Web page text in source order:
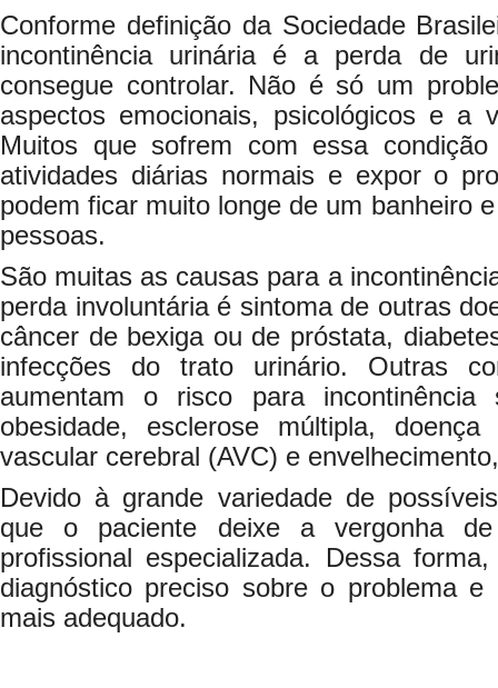
Conforme definição da Sociedade
incontinência urinária é a perda de
consegue controlar. Não é só um
aspectos emocionais, psicológicos e a
Muitos que sofrem com essa
atividades diárias normais e expor o
podem ficar muito longe de um banheiro
pessoas.
São muitas as causas para a
perda involuntária é sintoma de outras
câncer de bexiga ou de próstata,
infecções do trato urinário. Outras
aumentam o risco para
obesidade, esclerose múltipla,
vascular cerebral (AVC) e
Devido à grande variedade de
que o paciente deixe a vergonha
profissional especializada. Dessa
diagnóstico preciso sobre o problema
mais adequado.